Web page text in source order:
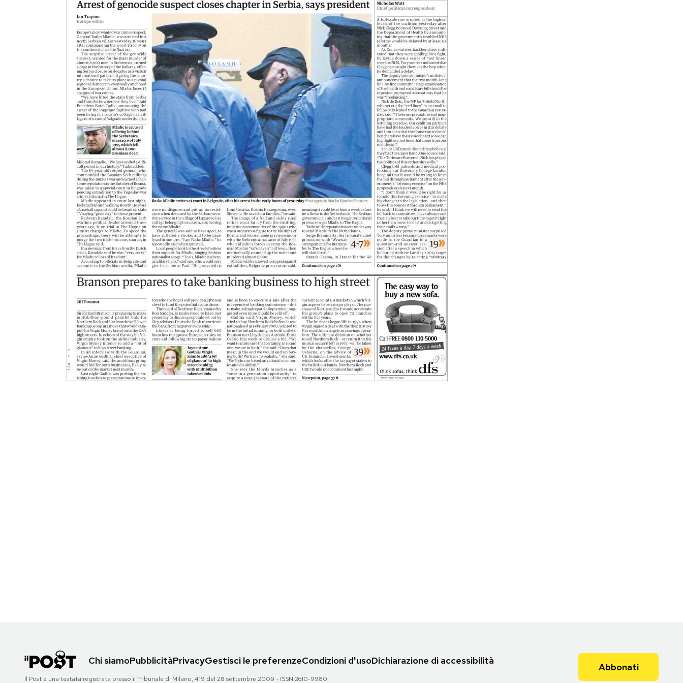
NEWSLETTER
I MIEI PREFERITI
CALENDARIO
AREA PERSONALE
Area Personale
Newsletter
Notifiche mobile
Regala il Post
Hai bisogno di aiuto?
Chi siamoPubblicitàPrivacyGestisci le preferenzeCondizioni d'usoDichiarazione di accessibilità
Il Post è una testata registrata presso il Tribunale di Milano, 419 del 28 settembre 2009 - ISSN 2610-9980
Abbonati